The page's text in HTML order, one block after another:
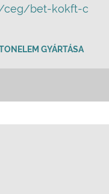
ceg/bet-kokft-c
GYÁRTÁSA